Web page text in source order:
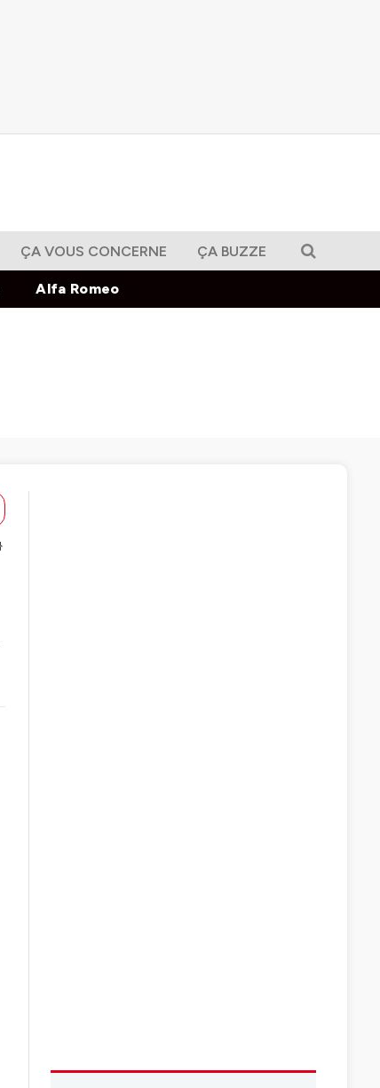
ÇA VOUS CONCERNE ÇA BUZZE
Alfa Romeo
Website